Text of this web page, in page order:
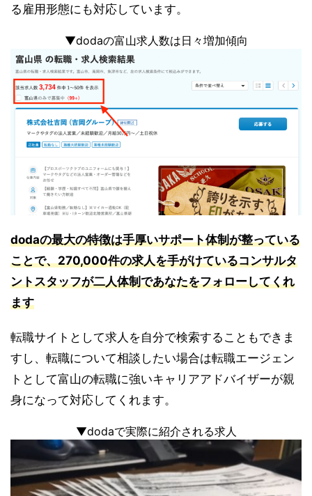
る雇用形態にも対応しています。
▼dodaの富山求人数は日々増加傾向
dodaの最大の特徴は手厚いサポート体制が整っている
ことで、270,000件の求人を手がけているコンサルタ
ントスタッフが二人体制であなたをフォローしてくれ
ます
転職サイトとして求人を自分で検索することもできま
すし、転職について相談したい場合は転職エージェン
トとして富山の転職に強いキャリアアドバイザーが親
身になって対応してくれます。
▼dodaで実際に紹介される求人